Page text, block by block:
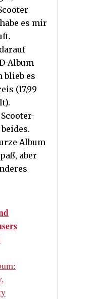
es mir
Album
blieb es
(17,99
Album
aber
ers